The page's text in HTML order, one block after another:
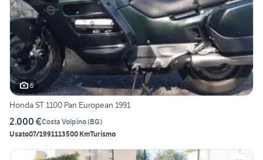
6
Honda ST 1100 Pan European 1991
2.000 €Costa Volpino(BG)
Usato07/1991113500 KmTurismo